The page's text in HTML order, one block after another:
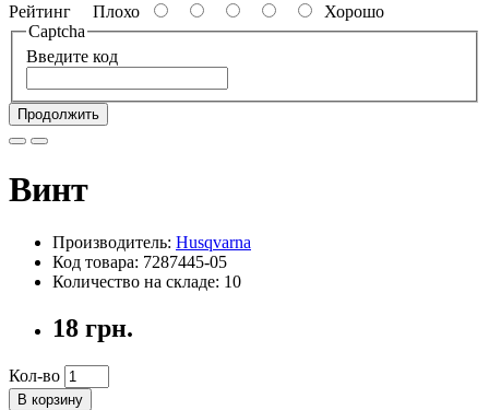
Рейтинг Плохо
Хорошо
Captcha
Введите код
Продолжить
Винт
Производитель: Husqvarna
Код товара: 7287445-05
Количество на складе: 10
18 грн.
Кол-во
В корзину